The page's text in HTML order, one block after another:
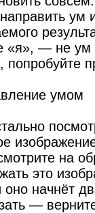
ум
«я», — не ум
попробуйте
умом
на
это
оно начнёт
—